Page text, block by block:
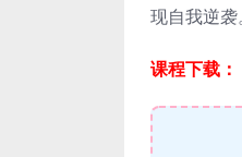
现自我逆袭。
课程下载：